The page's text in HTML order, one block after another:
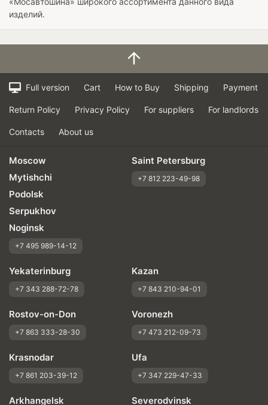
изделий.
Full version Cart How to Buy Shipping Payment
Return Policy Privacy Policy For suppliers For landlords
Contacts About us
Moscow
Mytishchi
Podolsk
Serpukhov
Noginsk
+7 495 989-14-12
Saint Petersburg
+7 812 223-49-98
Yekaterinburg
+7 343 288-72-78
Kazan
+7 843 210-94-01
Rostov-on-Don
+7 863 333-28-30
Voronezh
+7 473 212-09-73
Krasnodar
+7 861 203-39-12
Ufa
+7 347 229-47-33
Arkhangelsk Severodvinsk